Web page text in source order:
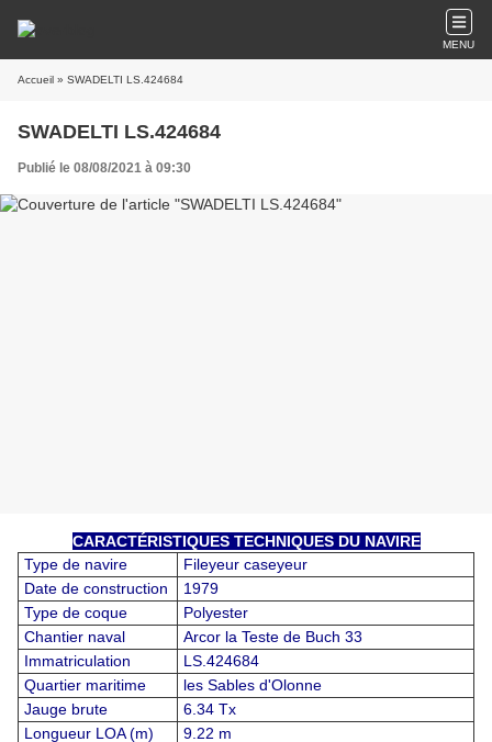
MENU
Accueil » SWADELTI LS.424684
SWADELTI LS.424684
Publié le 08/08/2021 à 09:30
CARACTÉRISTIQUES TECHNIQUES DU NAVIRE
Type de navire
Fileyeur caseyeur
Date de construction
1979
Type de coque
Polyester
Chantier naval
Arcor la Teste de Buch 33
Immatriculation
LS.424684
Quartier maritime
les Sables d'Olonne
Jauge brute
6.34 Tx
Longueur LOA (m)
9.22 m